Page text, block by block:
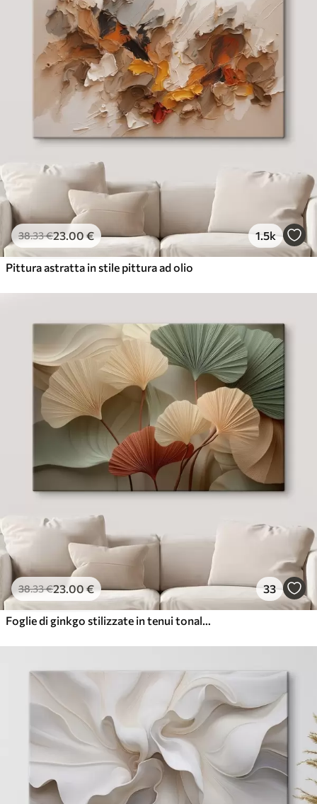
38.33€23.00€ 1.5k
Pittura astratta in stile pittura ad olio
38.33€23.00€ 33
Foglie di ginkgo stilizzate in tenui tonalità pastello